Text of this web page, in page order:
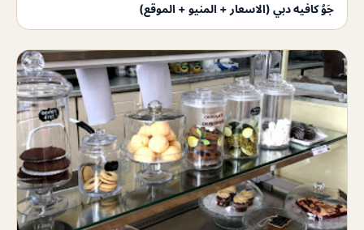
جَوُ كافيه دبي (الاسعار + المنيو + الموقع)